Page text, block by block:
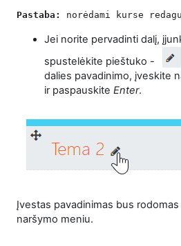
Pastaba: norėdami kurse
Jei norite pervadinti dalį,
spustelėkite pieštuko -
dalies pavadinimo, įveskite
ir paspauskite Enter.
Įvestas pavadinimas bus
naršymo meniu.